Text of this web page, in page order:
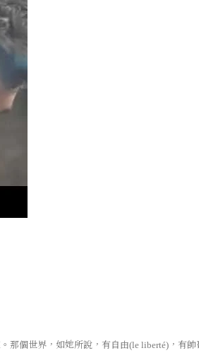
那個世界，如她所說，有自由(le liberté) ，有